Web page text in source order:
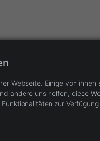
Webseite. Einige von ihnen
andere uns helfen, diese
zur